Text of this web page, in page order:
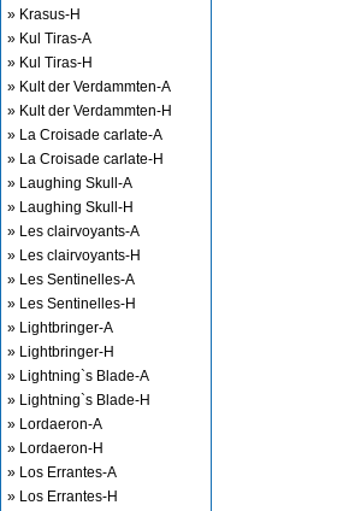
» Krasus-H
» Kul Tiras-A
» Kul Tiras-H
» Kult der Verdammten-A
» Kult der Verdammten-H
» La Croisade carlate-A
» La Croisade carlate-H
» Laughing Skull-A
» Laughing Skull-H
» Les clairvoyants-A
» Les clairvoyants-H
» Les Sentinelles-A
» Les Sentinelles-H
» Lightbringer-A
» Lightbringer-H
» Lightning`s Blade-A
» Lightning`s Blade-H
» Lordaeron-A
» Lordaeron-H
» Los Errantes-A
» Los Errantes-H